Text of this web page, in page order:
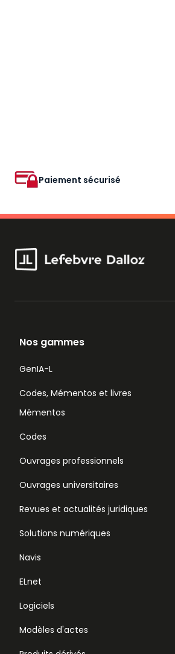
Paiement sécurisé
Nos gammes
GenIA-L
Codes, Mémentos et livres
Mémentos
Codes
Ouvrages professionnels
Ouvrages universitaires
Revues et actualités juridiques
Solutions numériques
Navis
ELnet
Logiciels
Modèles d'actes